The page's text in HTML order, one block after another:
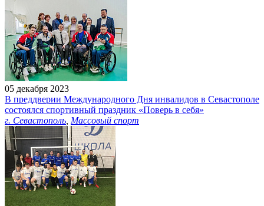
05 декабря 2023
В преддверии Международного Дня инвалидов в Севастополе
состоялся спортивный праздник «Поверь в себя»
г. Севастополь Массовый спорт